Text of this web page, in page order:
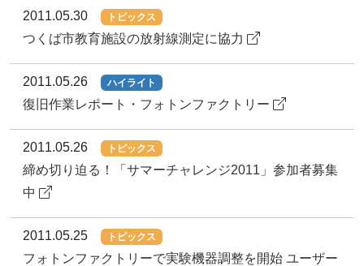
2011.05.30 トピックス
つくば市教育施設の放射線測定に協力
2011.05.26 ハイライト
復旧作業レポート・フォトンファクトリー
2011.05.26 トピックス
締め切り迫る！「サマーチャレンジ2011」参加者募集
中
2011.05.25 トピックス
フォトンファクトリーで実験機器調整を開始 ユーザー